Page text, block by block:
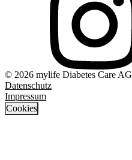
© 2026 mylife Diabetes Care AG
Datenschutz
Impressum
Cookies